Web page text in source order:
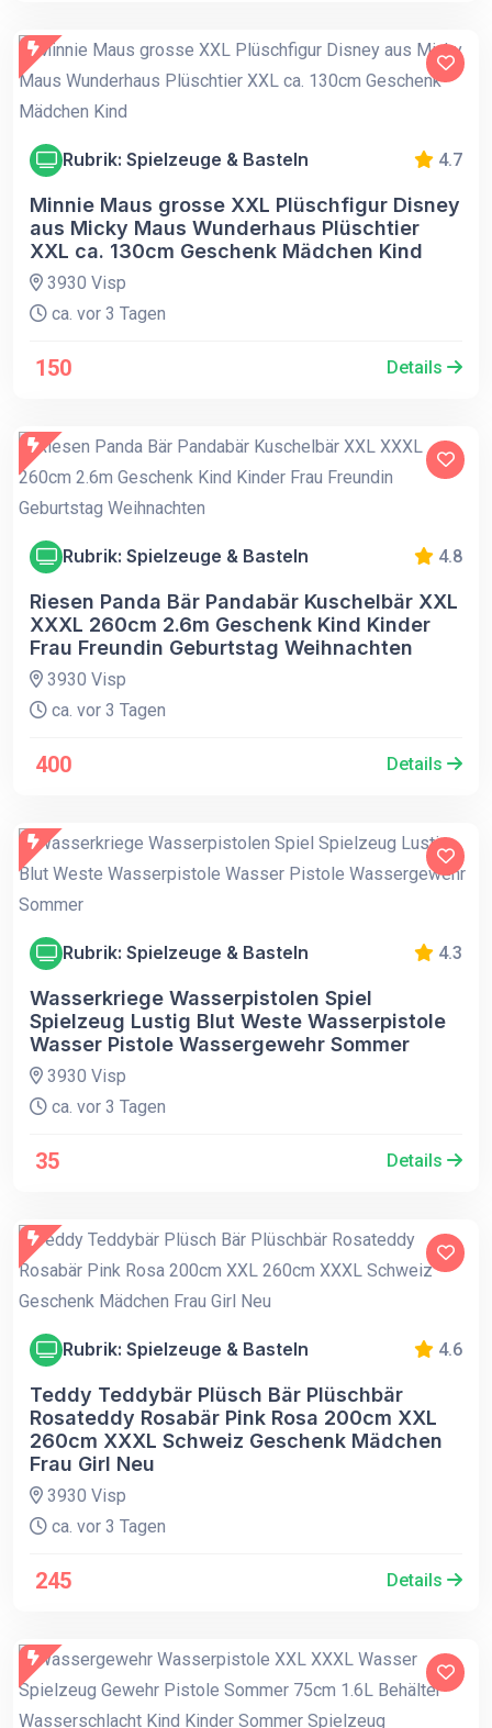
Rubrik: Spielzeuge & Basteln 4.7
Minnie Maus grosse XXL Plüschfigur Disney
aus Micky Maus Wunderhaus Plüschtier
XXL ca. 130cm Geschenk Mädchen Kind
3930 Visp
ca. vor 3 Tagen
150 Details
Rubrik: Spielzeuge & Basteln 4.8
Riesen Panda Bär Pandabär Kuschelbär XXL
XXXL 260cm 2.6m Geschenk Kind Kinder
Frau Freundin Geburtstag Weihnachten
3930 Visp
ca. vor 3 Tagen
400 Details
Rubrik: Spielzeuge & Basteln 4.3
Wasserkriege Wasserpistolen Spiel
Spielzeug Lustig Blut Weste Wasserpistole
Wasser Pistole Wassergewehr Sommer
3930 Visp
ca. vor 3 Tagen
35 Details
Rubrik: Spielzeuge & Basteln 4.6
Teddy Teddybär Plüsch Bär Plüschbär
Rosateddy Rosabär Pink Rosa 200cm XXL
260cm XXXL Schweiz Geschenk Mädchen
Frau Girl Neu
3930 Visp
ca. vor 3 Tagen
245 Details